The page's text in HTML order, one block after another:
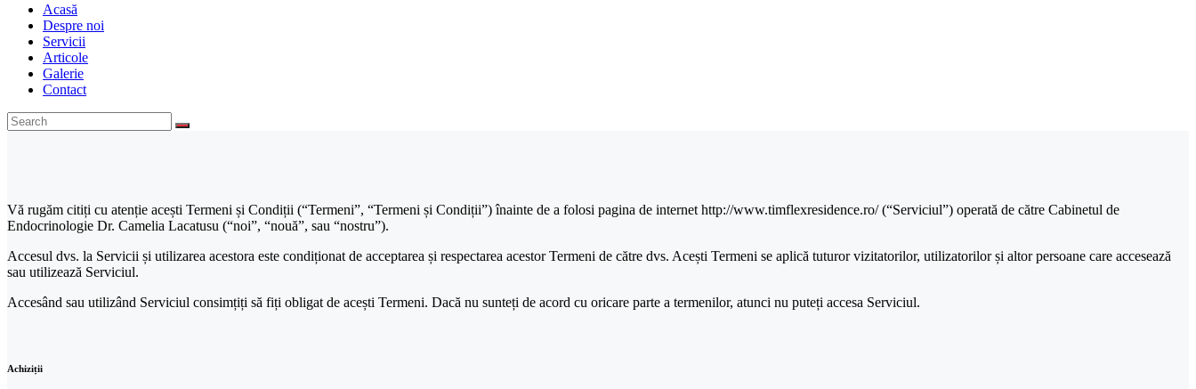
Acasă
Despre noi
Servicii
Articole
Galerie
Contact
Vă rugăm citiți cu atenție acești Termeni și Condiții (“Termeni”, “Termeni și Condiții”) înainte de a folosi pagina de internet http://www.timflexresidence.ro/ (“Serviciul”) operată de către Cabinetul de
Endocrinologie Dr. Camelia Lacatusu (“noi”, “nouă”, sau “nostru”).
Accesul dvs. la Servicii și utilizarea acestora este condiționat de acceptarea și respectarea acestor Termeni de către dvs. Acești Termeni se aplică tuturor vizitatorilor, utilizatorilor și altor persoane care accesează
sau utilizează Serviciul.
Accesând sau utilizând Serviciul consimțiți să fiți obligat de acești Termeni. Dacă nu sunteți de acord cu oricare parte a termenilor, atunci nu puteți accesa Serviciul.
Achiziții